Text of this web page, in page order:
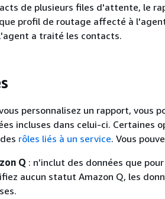
de plusieurs files d'attente, le
profil de routage affecté à
a traité les contacts.
personnalisez un rapport, vous
incluses dans celui-ci. Certaines
rôles liés à un service. Vous
Q : n’inclut des données que
aucun statut Amazon Q, les